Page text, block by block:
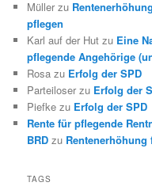
Müller zu
pflegen
Karl auf der Hut zu Eine
pflegende Angehörige
Rosa zu Erfolg der SPD
Parteiloser zu Erfolg der
Piefke zu Erfolg der SPD
Rente für pflegende
BRD zu
TAGS